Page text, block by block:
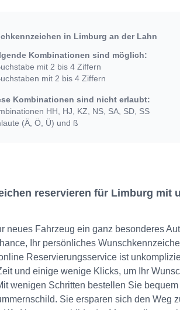
in Limburg an der Lahn
Kombinationen sind möglich:
mit 2 bis 4 Ziffern
mit 2 bis 4 Ziffern
Kombinationen sind nicht erlaubt:
HH, HJ, KZ, NS, SA, SD, SS
(Ä, Ö, Ü) und ß
reservieren für Limburg mit
neues Fahrzeug ein ganz besonderes
Ihr persönliches
Reservierungsservice ist
und einige wenige Klicks, um Ihr
wenigen Schritten bestellen Sie
Sie ersparen sich den Weg